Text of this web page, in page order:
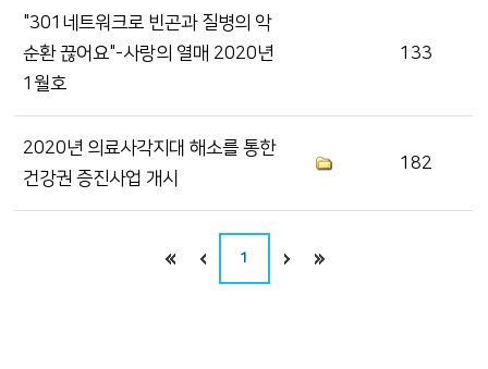
"301네트워크로 빈곤과 질병의 악
순환 끊어요"-사랑의 열매 2020년
1월호
133
2020년 의료사각지대 해소를 통한
건강권 증진사업 개시
182
1